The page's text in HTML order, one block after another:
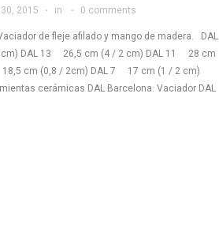
2015 in 0 comments
de fleje afilado y mango de madera. DAL
DAL 13 26,5 cm (4 / 2 cm) DAL 11 28 cm
cm (0,8 / 2cm) DAL 7 17 cm (1 / 2 cm)
cerámicas DAL Barcelona. Vaciador DAL